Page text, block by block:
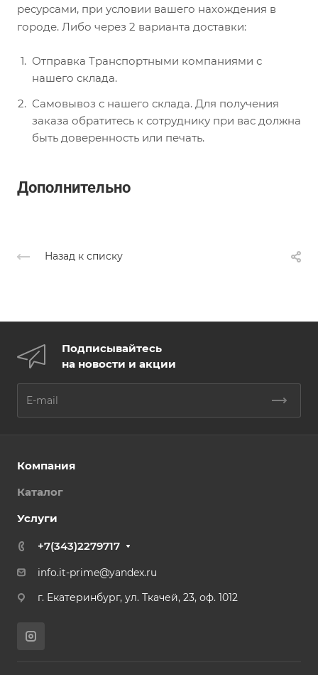
ресурсами, при условии вашего нахождения в
городе. Либо через 2 варианта доставки:
Отправка Транспортными компаниями с
нашего склада.
Самовывоз с нашего склада. Для получения
заказа обратитесь к сотруднику при вас должна
быть доверенность или печать.
Дополнительно
Назад к списку
Подписывайтесь
на новости и акции
Компания
Каталог
Услуги
+7(343)2279717
info.it-prime@yandex.ru
г. Екатеринбург, ул. Ткачей, 23, оф. 1012